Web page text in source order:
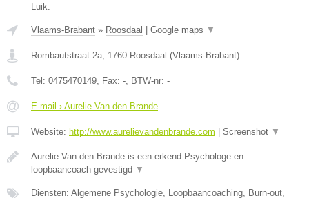
Luik.
Vlaams-Brabant » Roosdaal Google maps ▼
Rombautstraat 2a, 1760 Roosdaal (Vlaams-Brabant)
Tel: 0475470149, Fax: -, BTW-nr: -
E-mail › Aurelie Van den Brande
Website: http://www.aurelievandenbrande.com Screenshot ▼
Aurelie Van den Brande is een erkend Psychologe en
loopbaancoach gevestigd ▼
Diensten: Algemene Psychologie, Loopbaancoaching, Burn-out,